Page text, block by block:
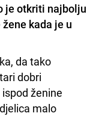
je otkriti najbolju
kada je u
da tako
dobri
ženine
malo